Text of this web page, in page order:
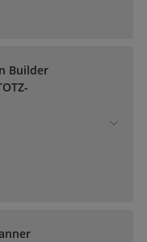
Builder